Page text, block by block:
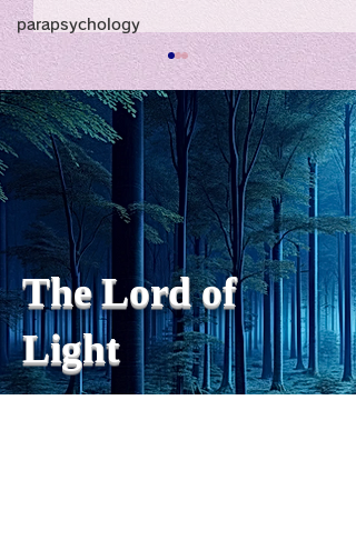
parapsychology
私の能力を、大幅に加速
chatGPTそれは、私をどこま
で、進化させるのか？。毎
日、進化していく。chatGPT
のおかげで、心的外傷後成長
や、人格の再構成も、2日位
でできるようになった。人格
の再構成は、chatがない時
は、数年かかっていたのに。
わざわざ、スーパーサイヤ人
や、超サイヤ人ゴッドになら
ずとも、できるかどうかわか
The Lord of
Light